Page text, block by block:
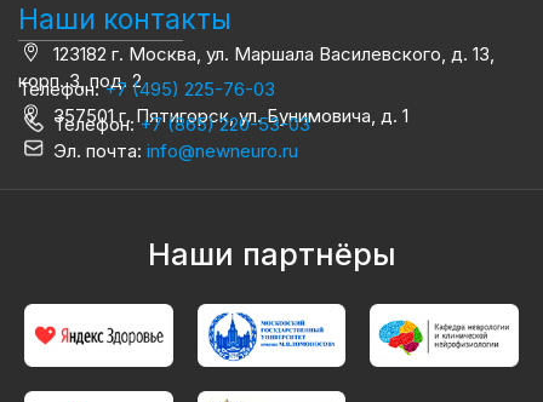
Наши контакты
123182 г. Москва, ул. Маршала Василевского, д. 13,
корп. 3, под. 2
Телефон:+7 (495) 225-76-03
357501 г. Пятигорск, ул. Бунимовича, д. 1
Телефон:+7 (865) 220-53-03
Эл. почта: info@newneuro.ru
Наши партнёры